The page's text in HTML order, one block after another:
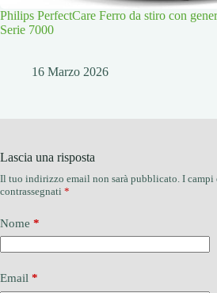
Philips PerfectCare Ferro da stiro con
Serie 7000
16 Marzo 2026
Lascia una risposta
Il tuo indirizzo email non sarà pubblicato. I campi
contrassegnati *
Nome *
Email *